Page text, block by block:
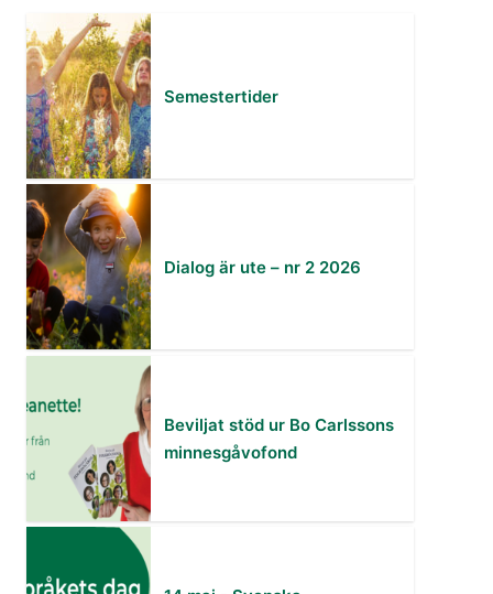
Semestertider
Dialog är ute – nr 2 2026
Beviljat stöd ur Bo Carlssons
minnesgåvofond